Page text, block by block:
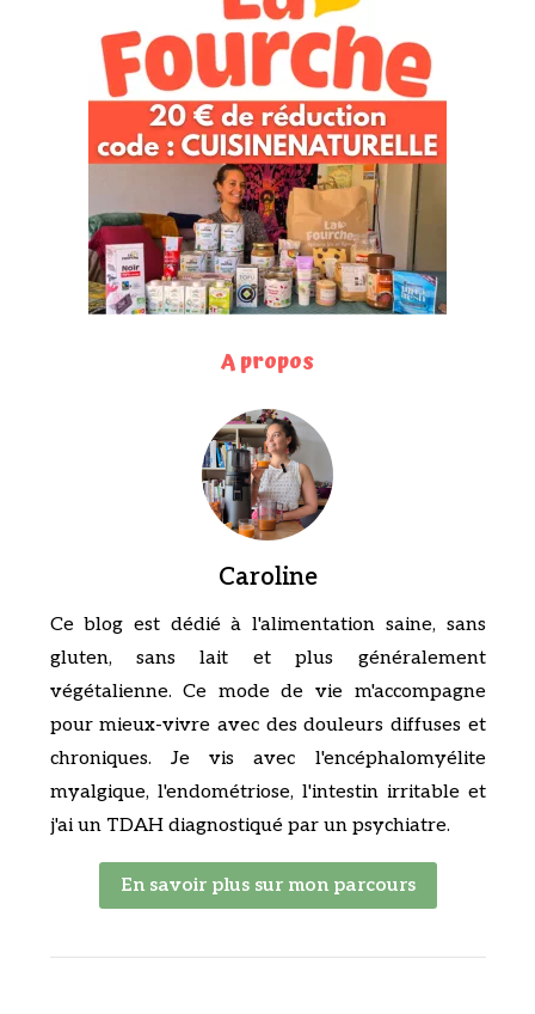
A propos
Caroline
Ce blog est dédié à l'alimentation saine, sans
gluten, sans lait et plus généralement
végétalienne. Ce mode de vie m'accompagne
pour mieux-vivre avec des douleurs diffuses et
chroniques. Je vis avec l'encéphalomyélite
myalgique, l'endométriose, l'intestin irritable et
j'ai un TDAH diagnostiqué par un psychiatre.
En savoir plus sur mon parcours